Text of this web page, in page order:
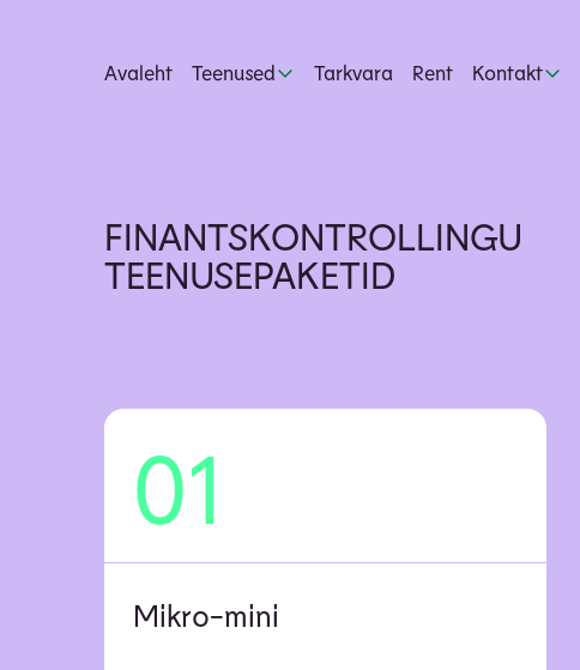
Avaleht Teenused Tarkvara Rent Kontakt
FINANTSKONTROLLINGU
TEENUSEPAKETID
01
Mikro-mini